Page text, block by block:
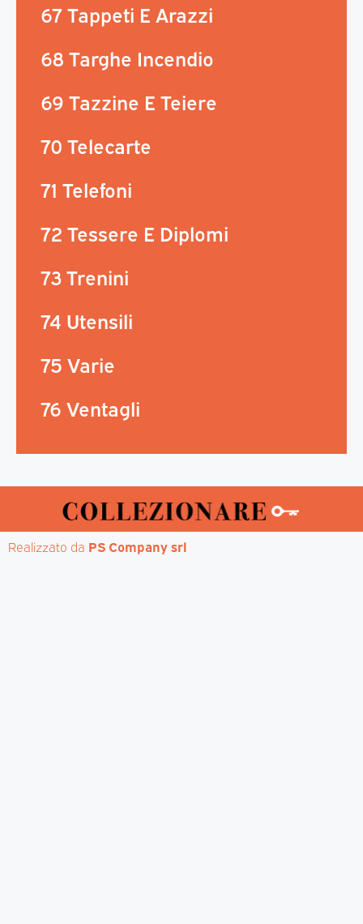
67 Tappeti E Arazzi
68 Targhe Incendio
69 Tazzine E Teiere
70 Telecarte
71 Telefoni
72 Tessere E Diplomi
73 Trenini
74 Utensili
75 Varie
76 Ventagli
Realizzato da PS Company srl